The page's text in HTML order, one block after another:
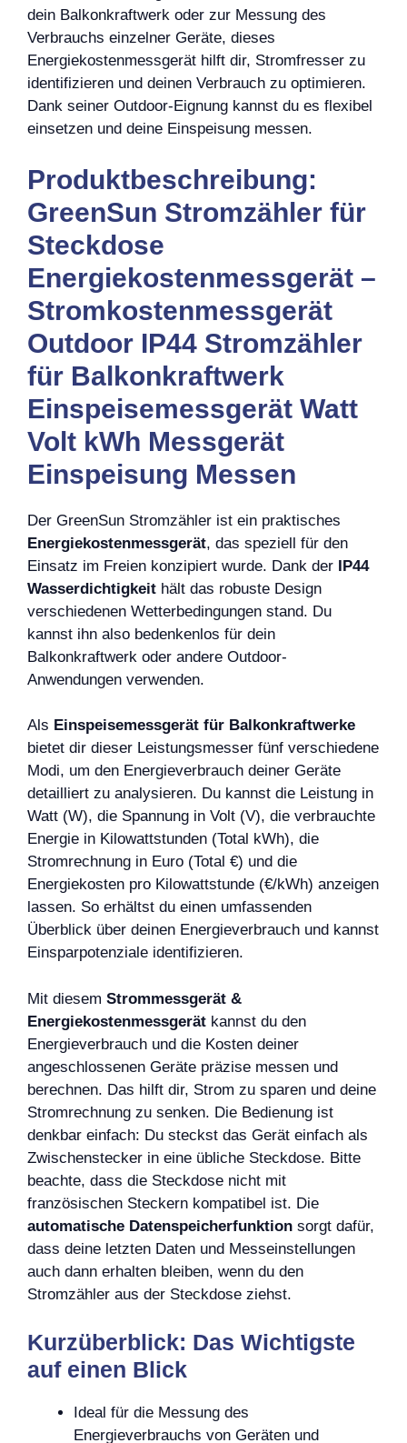
dein Balkonkraftwerk oder zur Messung des
Verbrauchs einzelner Geräte, dieses
Energiekostenmessgerät hilft dir, Stromfresser zu
identifizieren und deinen Verbrauch zu optimieren.
Dank seiner Outdoor-Eignung kannst du es flexibel
einsetzen und deine Einspeisung messen.
Produktbeschreibung:
GreenSun Stromzähler für
Steckdose
Energiekostenmessgerät –
Stromkostenmessgerät
Outdoor IP44 Stromzähler
für Balkonkraftwerk
Einspeisemessgerät Watt
Volt kWh Messgerät
Einspeisung Messen
Der GreenSun Stromzähler ist ein praktisches
Energiekostenmessgerät, das speziell für den
Einsatz im Freien konzipiert wurde. Dank der IP44
Wasserdichtigkeit hält das robuste Design
verschiedenen Wetterbedingungen stand. Du
kannst ihn also bedenkenlos für dein
Balkonkraftwerk oder andere Outdoor-
Anwendungen verwenden.
Als Einspeisemessgerät für Balkonkraftwerke
bietet dir dieser Leistungsmesser fünf verschiedene
Modi, um den Energieverbrauch deiner Geräte
detailliert zu analysieren. Du kannst die Leistung in
Watt (W), die Spannung in Volt (V), die verbrauchte
Energie in Kilowattstunden (Total kWh), die
Stromrechnung in Euro (Total €) und die
Energiekosten pro Kilowattstunde (€/kWh) anzeigen
lassen. So erhältst du einen umfassenden
Überblick über deinen Energieverbrauch und kannst
Einsparpotenziale identifizieren.
Mit diesem Strommessgerät &
Energiekostenmessgerät kannst du den
Energieverbrauch und die Kosten deiner
angeschlossenen Geräte präzise messen und
berechnen. Das hilft dir, Strom zu sparen und deine
Stromrechnung zu senken. Die Bedienung ist
denkbar einfach: Du steckst das Gerät einfach als
Zwischenstecker in eine übliche Steckdose. Bitte
beachte, dass die Steckdose nicht mit
französischen Steckern kompatibel ist. Die
automatische Datenspeicherfunktion sorgt dafür,
dass deine letzten Daten und Messeinstellungen
auch dann erhalten bleiben, wenn du den
Stromzähler aus der Steckdose ziehst.
Kurzüberblick: Das Wichtigste
auf einen Blick
Ideal für die Messung des
Energieverbrauchs von Geräten und